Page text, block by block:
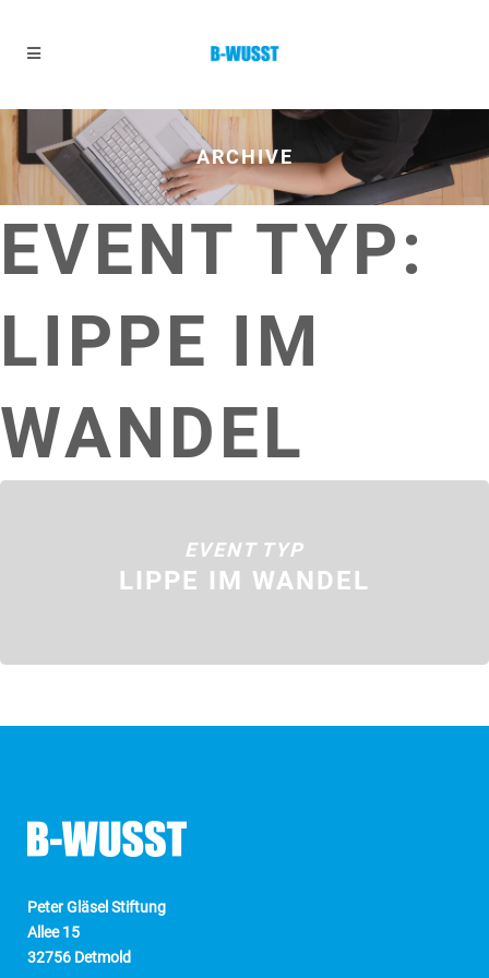
ARCHIVE
EVENT TYP:
LIPPE IM
WANDEL
EVENT TYP
LIPPE IM WANDEL
Peter Gläsel Stiftung
Allee 15
32756 Detmold